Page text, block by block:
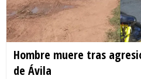
Hombre muere tras
de Ávila